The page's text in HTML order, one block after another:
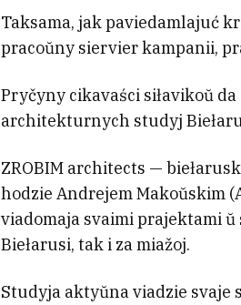
Taksama, jak paviedamlajuć
pracoŭny siervier kampanii,
Pryčyny cikavaści siłavikoŭ
architekturnych studyj
ZROBIM architects —
hodzie Andrejem Makoŭskim
viadomaja svaimi prajektami
Biełarusi, tak i za miažoj.
Studyja aktyŭna viadzie svaje